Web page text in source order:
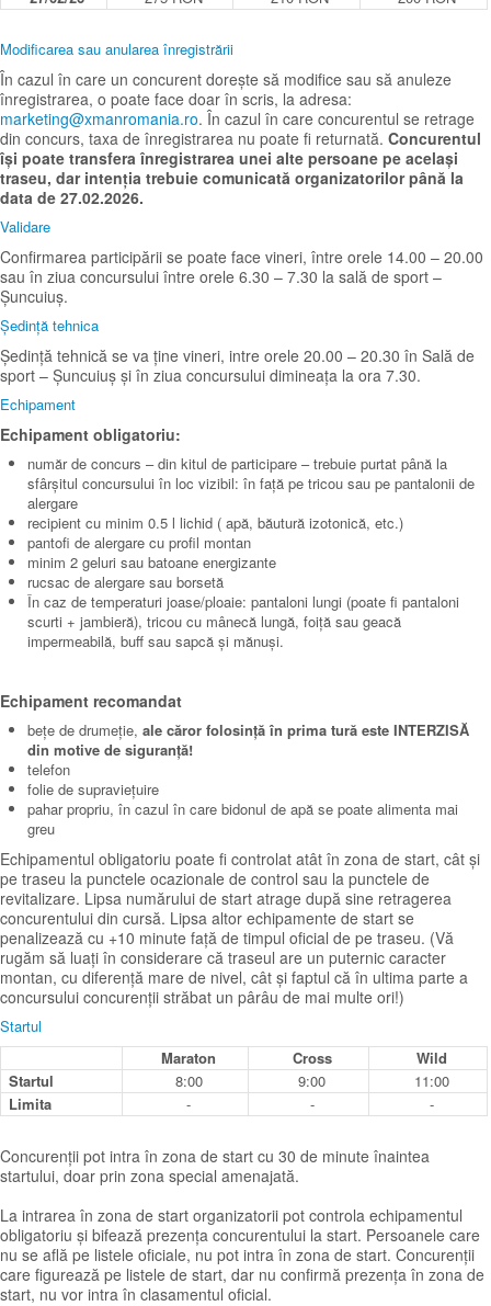
Modificarea sau anularea înregistrării
În cazul în care un concurent dorește să modifice sau să anuleze
înregistrarea, o poate face doar în scris, la adresa:
marketing@xmanromania.ro. În cazul în care concurentul se retrage
din concurs, taxa de înregistrarea nu poate fi returnată. Concurentul
își poate transfera înregistrarea unei alte persoane pe același
traseu, dar intenția trebuie comunicată organizatorilor până la
data de 27.02.2026.
Validare
Confirmarea participării se poate face vineri, între orele 14.00 – 20.00
sau în ziua concursului între orele 6.30 – 7.30 la sală de sport –
Șuncuiuș.
Ședință tehnica
Ședință tehnică se va ține vineri, intre orele 20.00 – 20.30 în Sală de
sport – Șuncuiuș și în ziua concursului dimineața la ora 7.30.
Echipament
Echipament obligatoriu:
număr de concurs – din kitul de participare – trebuie purtat până la
sfârșitul concursului în loc vizibil: în față pe tricou sau pe pantalonii de
alergare
recipient cu minim 0.5 l lichid ( apă, băutură izotonică, etc.)
pantofi de alergare cu profil montan
minim 2 geluri sau batoane energizante
rucsac de alergare sau borsetă
În caz de temperaturi joase/ploaie: pantaloni lungi (poate fi pantaloni
scurti + jambieră), tricou cu mânecă lungă, foiță sau geacă
impermeabilă, buff sau sapcă și mănuși.
Echipament recomandat
bețe de drumeție, ale căror folosință în prima tură este INTERZISĂ
din motive de siguranță!
telefon
folie de supraviețuire
pahar propriu, în cazul în care bidonul de apă se poate alimenta mai
greu
Echipamentul obligatoriu poate fi controlat atât în zona de start, cât și
pe traseu la punctele ocazionale de control sau la punctele de
revitalizare. Lipsa numărului de start atrage după sine retragerea
concurentului din cursă. Lipsa altor echipamente de start se
penalizează cu +10 minute față de timpul oficial de pe traseu. (Vă
rugăm să luați în considerare că traseul are un puternic caracter
montan, cu diferență mare de nivel, cât și faptul că în ultima parte a
concursului concurenții străbat un pârâu de mai multe ori!)
Startul
Maraton
Cross
Wild
Startul
8:00 9:00
11:00
Limita
- - -
Concurenții pot intra în zona de start cu 30 de minute înaintea
startului, doar prin zona special amenajată.
La intrarea în zona de start organizatorii pot controla echipamentul
obligatoriu și bifează prezența concurentului la start. Persoanele care
nu se află pe listele oficiale, nu pot intra în zona de start. Concurenții
care figurează pe listele de start, dar nu confirmă prezența în zona de
start, nu vor intra în clasamentul oficial.